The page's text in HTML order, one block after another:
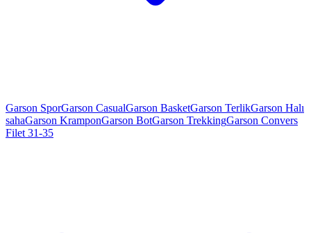
Garson SporGarson CasualGarson BasketGarson TerlikGarson Halı
sahaGarson KramponGarson BotGarson TrekkingGarson Convers
Filet 31-35